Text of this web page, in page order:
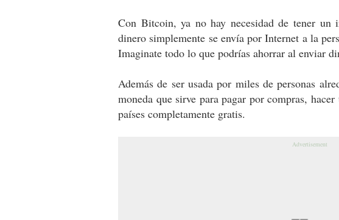
Con Bitcoin, ya no hay necesidad de tener
dinero simplemente se envía por Internet a la
Imaginate todo lo que podrías ahorrar al enviar
Además de ser usada por miles de personas
moneda que sirve para pagar por compras,
países completamente gratis.